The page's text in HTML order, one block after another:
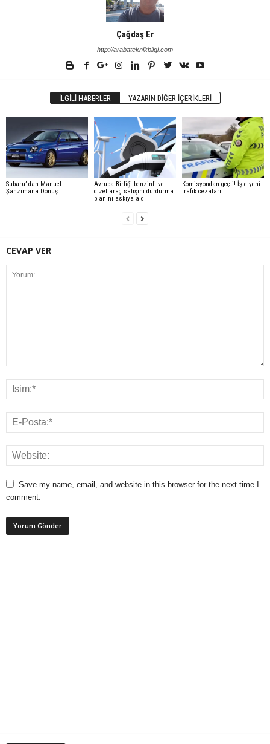
Çağdaş Er
http://arabateknikbilgi.com
İLGILI HABERLER YAZARIN DIĞER İÇERIKLERI
Subaru’ dan Manuel
Şanzımana Dönüş
Avrupa Birliği benzinli ve
dizel araç satışını durdurma
planını askıya aldı
Komisyondan geçti! İşte yeni
trafik cezaları
CEVAP VER
Save my name, email, and website in this browser for the next time I
comment.